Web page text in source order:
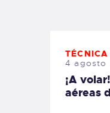
TÉCNICA
4 agosto
¡A
aéreas